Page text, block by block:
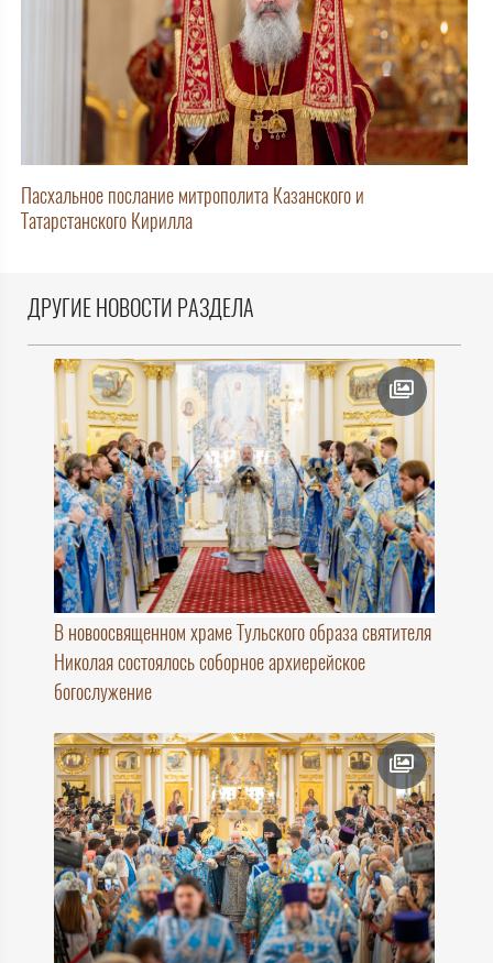
Пасхальное послание митрополита Казанского и
Татарстанского Кирилла
ДРУГИЕ НОВОСТИ РАЗДЕЛА
В новоосвященном храме Тульского образа святителя
Николая состоялось соборное архиерейское
богослужение